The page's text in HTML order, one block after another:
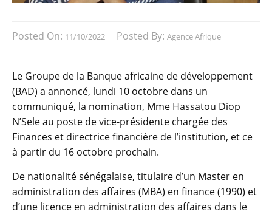
Posted On: 11/10/2022 Posted By: Agence Afrique
Le Groupe de la Banque africaine de développement
(BAD) a annoncé, lundi 10 octobre dans un
communiqué, la nomination, Mme Hassatou Diop
N’Sele au poste de vice-présidente chargée des
Finances et directrice financière de l’institution, et ce
à partir du 16 octobre prochain.
De nationalité sénégalaise, titulaire d’un Master en
administration des affaires (MBA) en finance (1990) et
d’une licence en administration des affaires dans le